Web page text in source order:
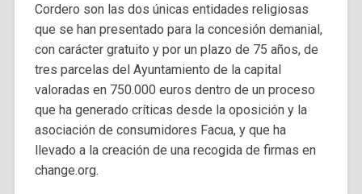
Cordero son las dos únicas entidades religiosas
que se han presentado para la concesión demanial,
con carácter gratuito y por un plazo de 75 años, de
tres parcelas del Ayuntamiento de la capital
valoradas en 750.000 euros dentro de un proceso
que ha generado críticas desde la oposición y la
asociación de consumidores Facua, y que ha
llevado a la creación de una recogida de firmas en
change.org.